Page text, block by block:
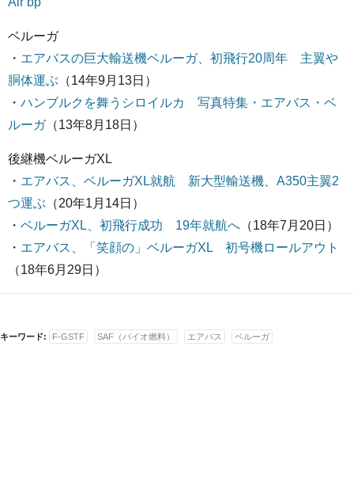
ベルーガ
・ エアバスの巨大輸送機ベルーガ、初飛行20周年 主翼や
胴体運ぶ （14年9月13日）
・ ハンブルクを舞うシロイルカ 写真特集・エアバス・ベ
ルーガ（13年8月18日）
後継機ベルーガXL
・ エアバス、ベルーガXL就航 新大型輸送機、A350主翼2
つ運ぶ （20年1月14日）
・ ベルーガXL、初飛行成功 19年就航へ （18年7月20日）
・ エアバス、「笑顔の」ベルーガXL 初号機ロールアウト
（18年6月29日）
キーワード: F-GSTF SAF（バイオ燃料） エアバス ベルーガ